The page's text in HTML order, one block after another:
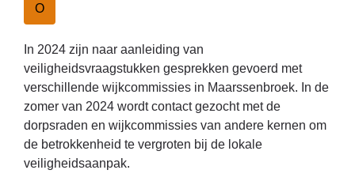
O
In 2024 zijn naar aanleiding van
veiligheidsvraagstukken gesprekken gevoerd met
verschillende wijkcommissies in Maarssenbroek. In de
zomer van 2024 wordt contact gezocht met de
dorpsraden en wijkcommissies van andere kernen om
de betrokkenheid te vergroten bij de lokale
veiligheidsaanpak.